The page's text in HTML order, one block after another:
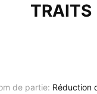
TRAITS
de partie: Réduction